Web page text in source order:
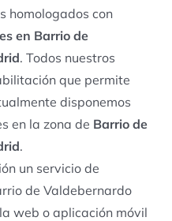
homologados con
en Barrio de
. Todos nuestros
que permite
disponemos
en la zona de Barrio de
.
un servicio de
de Valdebernardo
web o aplicación móvil